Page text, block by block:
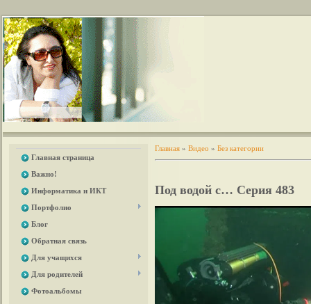
Главная страница
Важно!
Информатика и ИКТ
Портфолио
Блог
Обратная связь
Для учащихся
Для родителей
Фотоальбомы
Главная » Видео » Без категории
Под водой с… Серия 483